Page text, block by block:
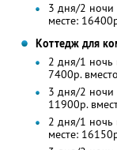
3 дня/2 ночи
месте:
Коттедж для
2 дня/1 ночь
7400р.
3 дня/2 ночи
11900р.
2 дня/1 ночь
месте: